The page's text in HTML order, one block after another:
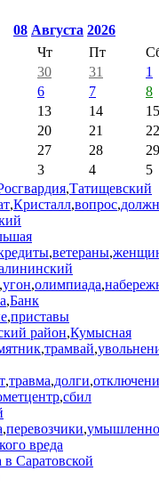
08 Августа 2026
Чт Пт
30 31 1
6 7 8
13 14 15
20 21 22
27 28 29
3 4 5
,Татищевский
,Кристалл,вопрос,
,ветераны,
,угон,олимпиада,
,Банк
,приставы
район,Кумысная
,трамвай,
,травма,долги,
,сбил
,перевозчики,
вреда
в Саратовской